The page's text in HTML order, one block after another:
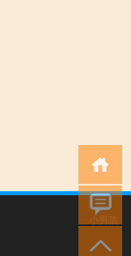
小男孩